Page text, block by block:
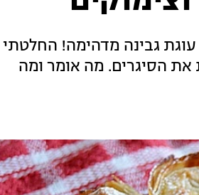
עוגת גבינה מדהימה! החלטתי
את הסיגרים. מה אומר ומה